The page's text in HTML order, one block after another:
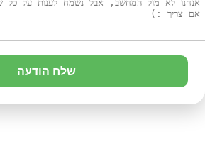
שלח הודעה